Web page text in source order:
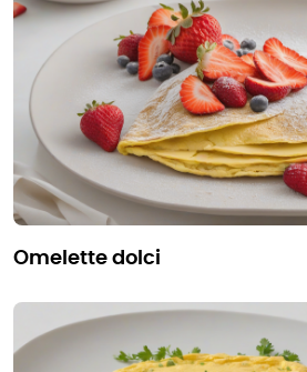
omelette dolci